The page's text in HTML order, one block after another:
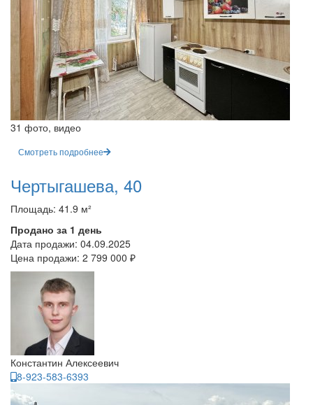
31 фото, видео
Смотреть подробнее
Чертыгашева, 40
Площадь: 41.9 м²
Продано за 1 день
Дата продажи: 04.09.2025
Цена продажи: 2 799 000 ₽
Константин Алексеевич
8-923-583-6393